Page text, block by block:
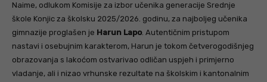
Naime, odlukom Komisije za izbor učenika generacije Srednje
škole Konjic za školsku 2025/2026. godinu, za najboljeg učenika
gimnazije proglašen je Harun Lapo. Autentičnim pristupom
nastavi i osebujnim karakterom, Harun je tokom četverogodišnjeg
obrazovanja s lakoćom ostvarivao odličan uspjeh i primjerno
vladanje, ali i nizao vrhunske rezultate na školskim i kantonalnim